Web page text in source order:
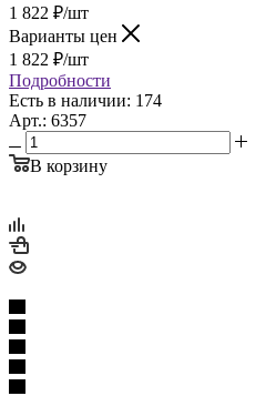
1 822 ₽/шт
Варианты цен
1 822 ₽/шт
Подробности
Есть в наличии: 174
Арт.: 6357
В корзину